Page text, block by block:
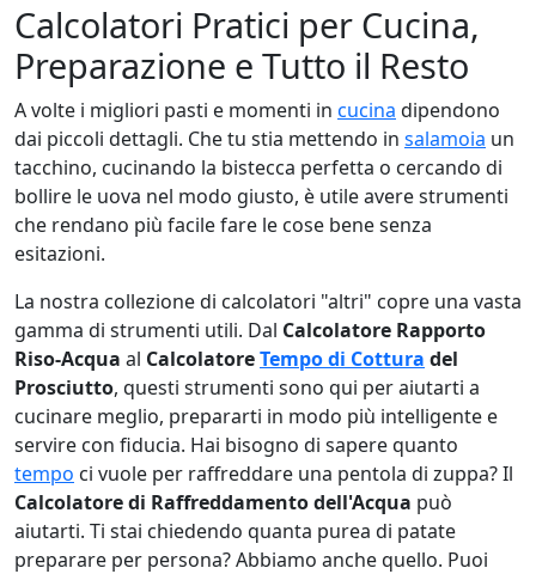
Calcolatori Pratici per Cucina,
Preparazione e Tutto il Resto
A volte i migliori pasti e momenti in cucina dipendono
dai piccoli dettagli. Che tu stia mettendo in salamoia un
tacchino, cucinando la bistecca perfetta o cercando di
bollire le uova nel modo giusto, è utile avere strumenti
che rendano più facile fare le cose bene senza
esitazioni.
La nostra collezione di calcolatori "altri" copre una vasta
gamma di strumenti utili. Dal Calcolatore Rapporto
Riso-Acqua al CalcolatoreTempo di Cottura del
Prosciutto, questi strumenti sono qui per aiutarti a
cucinare meglio, prepararti in modo più intelligente e
servire con fiducia. Hai bisogno di sapere quanto
tempo ci vuole per raffreddare una pentola di zuppa? Il
Calcolatore di Raffreddamento dell'Acqua può
aiutarti. Ti stai chiedendo quanta purea di patate
preparare per persona? Abbiamo anche quello. Puoi